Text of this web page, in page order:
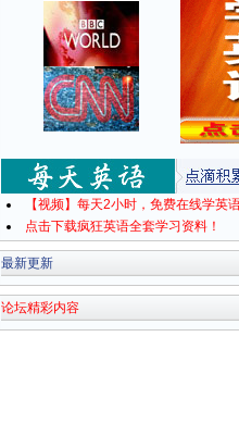
【视频】每天2小时，免费在线学英
点击下载疯狂英语全套学习资料！
最新更新
论坛精彩内容